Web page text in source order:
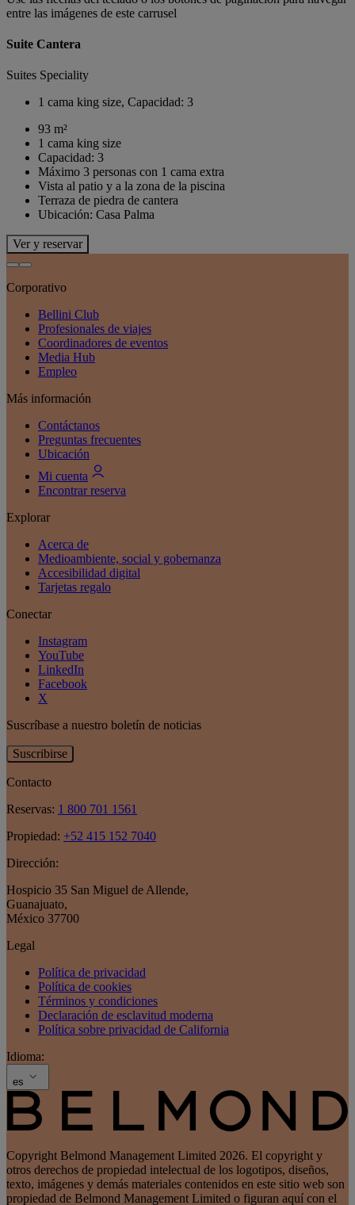
entre las imágenes de este carrusel
Suite Cantera
Suites Speciality
1 cama king size, Capacidad: 3
93 m²
1 cama king size
Capacidad: 3
Máximo 3 personas con 1 cama extra
Vista al patio y a la zona de la piscina
Terraza de piedra de cantera
Ubicación: Casa Palma
Ver y reservar
Corporativo
Bellini Club
Profesionales de viajes
Coordinadores de eventos
Media Hub
Empleo
Más información
Contáctanos
Preguntas frecuentes
Ubicación
Mi cuenta
Encontrar reserva
Explorar
Acerca de
Medioambiente, social y gobernanza
Accesibilidad digital
Tarjetas regalo
Conectar
Instagram
YouTube
LinkedIn
Facebook
X
Suscríbase a nuestro boletín de noticias
Suscribirse
Contacto
Reservas: 1 800 701 1561
Propiedad: +52 415 152 7040
Dirección:
Hospicio 35 San Miguel de Allende,
Guanajuato,
México 37700
Legal
Política de privacidad
Política de cookies
Términos y condiciones
Declaración de esclavitud moderna
Política sobre privacidad de California
Idioma:
es
Copyright Belmond Management Limited 2026. El copyright y
otros derechos de propiedad intelectual de los logotipos, diseños,
texto, imágenes y demás materiales contenidos en este sitio web son
propiedad de Belmond Management Limited o figuran aquí con el